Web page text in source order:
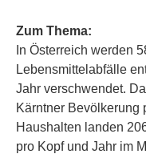
Zum Thema:
In Österreich werden
Lebensmittelabfälle
Jahr verschwendet.
Kärntner Bevölkerung
Haushalten landen
pro Kopf und Jahr im